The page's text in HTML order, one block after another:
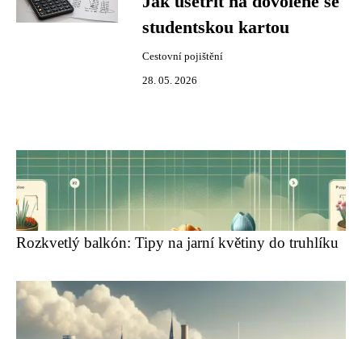
studentskou kartou
Cestovní pojištění
28. 05. 2026
Rozkvetlý balkón: Tipy na jarní květiny do truhlíku